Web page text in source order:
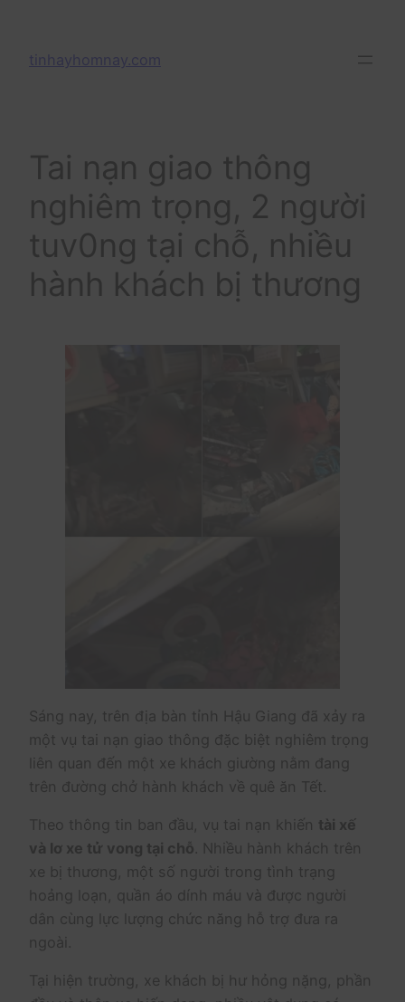
content
tinhayhomnay.com
Tai nạn giao thông
nghiêm trọng, 2 người
tuv0ng tại chỗ, nhiều
hành khách bị thương
Sáng nay, trên địa bàn tỉnh Hậu Giang đã xảy ra
một vụ tai nạn giao thông đặc biệt nghiêm trọng
liên quan đến một xe khách giường nằm đang
trên đường chở hành khách về quê ăn Tết.
Theo thông tin ban đầu, vụ tai nạn khiến tài xế
và lơ xe tử vong tại chỗ . Nhiều hành khách trên
xe bị thương, một số người trong tình trạng
hoảng loạn, quần áo dính máu và được người
dân cùng lực lượng chức năng hỗ trợ đưa ra
ngoài.
Tại hiện trường, xe khách bị hư hỏng nặng, phần